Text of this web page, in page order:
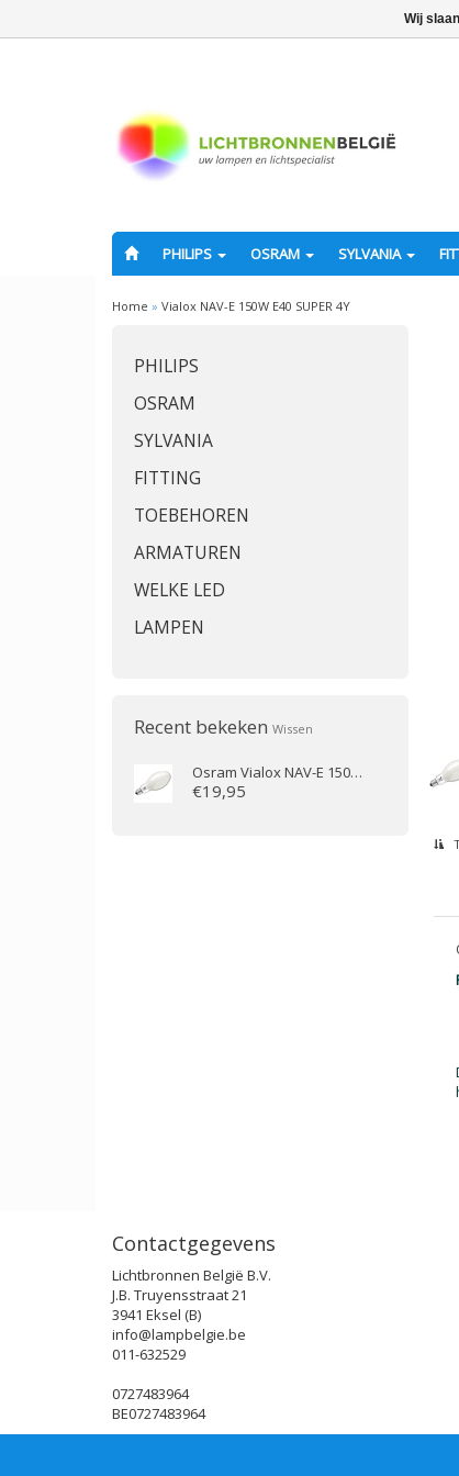
PHILIPS OSRAM SYLVANIA
Home » Vialox NAV-E 150W E40 SUPER 4Y
PHILIPS
OSRAM
SYLVANIA
FITTING
TOEBEHOREN
ARMATUREN
WELKE LED
LAMPEN
Recent bekeken Wissen
Osram Vialox NAV-E 150W E40 SUPER 4Y
€19,95
Contactgegevens
Lichtbronnen België B.V.
J.B. Truyensstraat 21
3941 Eksel (B)
info@lampbelgie.be
011-632529
0727483964
BE0727483964
Wij